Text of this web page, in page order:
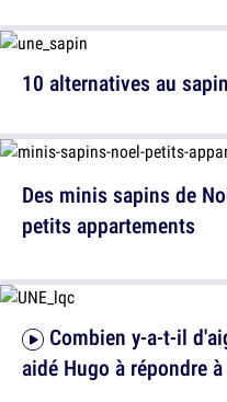
10 alternatives au
aidé Hugo à répondre
Des minis sapins de
petits appartements